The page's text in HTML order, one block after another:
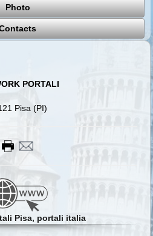
Photo
PORTALI
Pisa (PI)
Pisa, portali italia